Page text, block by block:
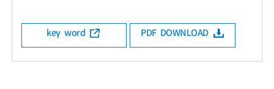
key word PDF DOWNLOAD